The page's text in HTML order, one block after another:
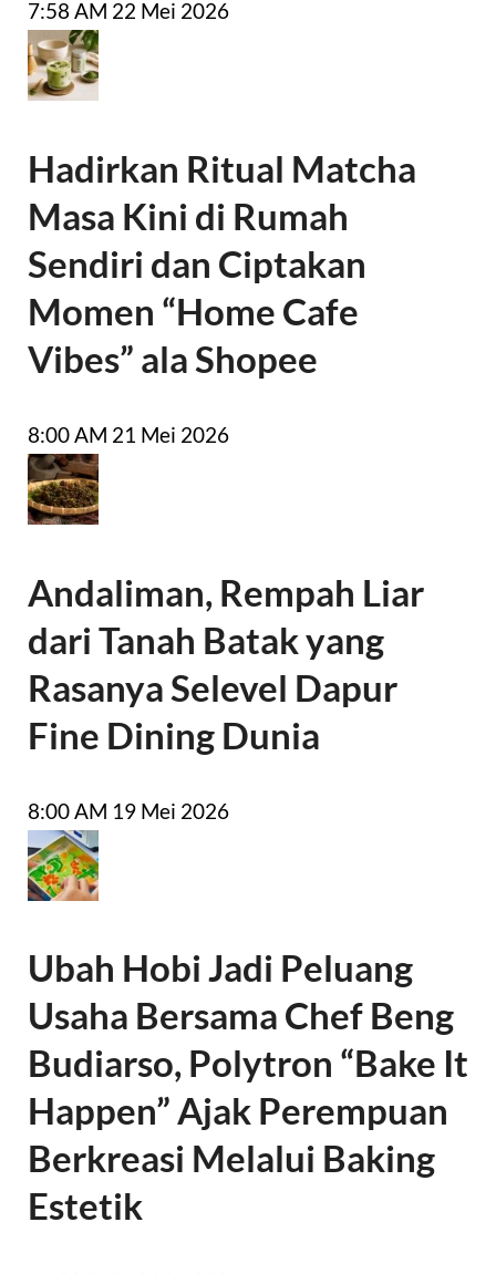
7:58 AM 22 Mei 2026
Hadirkan Ritual Matcha
Masa Kini di Rumah
Sendiri dan Ciptakan
Momen “Home Cafe
Vibes” ala Shopee
8:00 AM 21 Mei 2026
Andaliman, Rempah Liar
dari Tanah Batak yang
Rasanya Selevel Dapur
Fine Dining Dunia
8:00 AM 19 Mei 2026
Ubah Hobi Jadi Peluang
Usaha Bersama Chef Beng
Budiarso, Polytron “Bake It
Happen” Ajak Perempuan
Berkreasi Melalui Baking
Estetik